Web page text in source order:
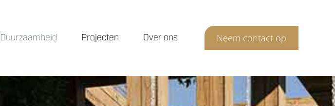
Duurzaamheid Projecten Over ons Neem contact op